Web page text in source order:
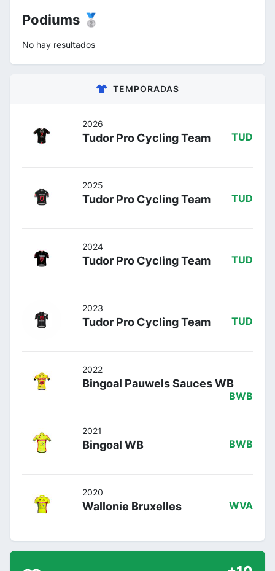
Podiums 🥈
No hay resultados
TEMPORADAS
2026
Tudor Pro Cycling Team TUD
2025
Tudor Pro Cycling Team TUD
2024
Tudor Pro Cycling Team TUD
2023
Tudor Pro Cycling Team TUD
2022
Bingoal Pauwels Sauces WB
BWB
2021
Bingoal WB BWB
2020
Wallonie Bruxelles WVA